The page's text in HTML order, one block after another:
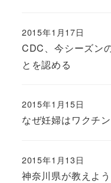
CDC、今シーズン
とを認める
2015年1月17日
なぜ妊婦はワクチ
2015年1月15日
神奈川県が教えよ
2015年1月13日